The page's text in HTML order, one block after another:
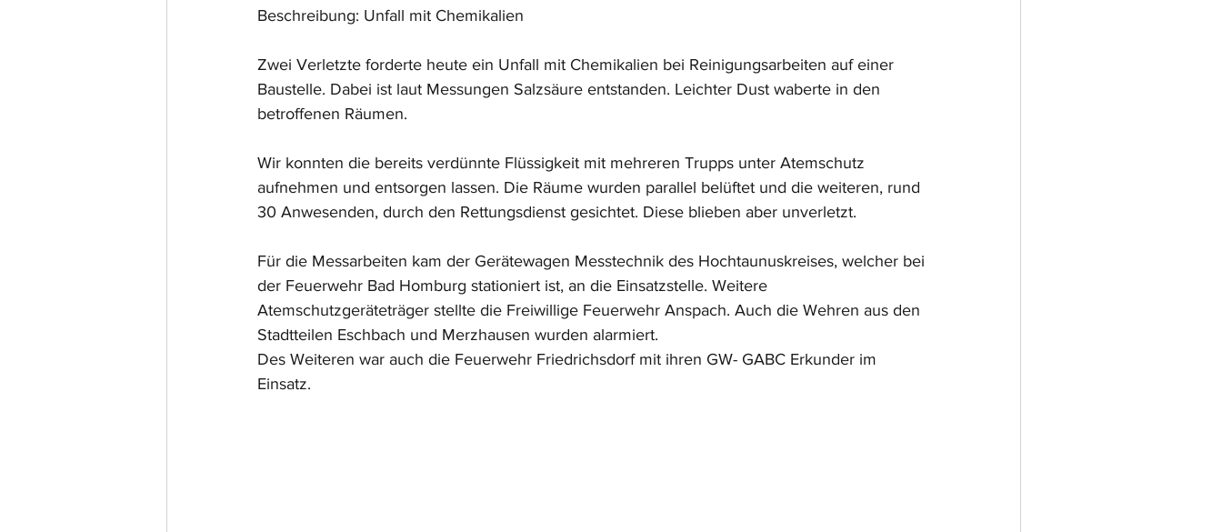
Beschreibung: Unfall mit Chemikalien
Zwei Verletzte forderte heute ein Unfall mit Chemikalien bei Reinigungsarbeiten auf einer
Baustelle. Dabei ist laut Messungen Salzsäure entstanden. Leichter Dust waberte in den
betroffenen Räumen.
Wir konnten die bereits verdünnte Flüssigkeit mit mehreren Trupps unter Atemschutz
aufnehmen und entsorgen lassen. Die Räume wurden parallel belüftet und die weiteren, rund
30 Anwesenden, durch den Rettungsdienst gesichtet. Diese blieben aber unverletzt.
Für die Messarbeiten kam der Gerätewagen Messtechnik des Hochtaunuskreises, welcher bei
der Feuerwehr Bad Homburg stationiert ist, an die Einsatzstelle. Weitere
Atemschutzgeräteträger stellte die Freiwillige Feuerwehr Anspach. Auch die Wehren aus den
Stadtteilen Eschbach und Merzhausen wurden alarmiert.
Des Weiteren war auch die Feuerwehr Friedrichsdorf mit ihren GW- GABC Erkunder im
Einsatz.